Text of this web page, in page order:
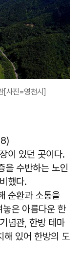
[사진=영천시]
이 있던 곳이다.
을 수반하는 노인
했다.
순환과 소통을
은 아름다운 한
념관, 한방 테마
해 있어 한방의 도